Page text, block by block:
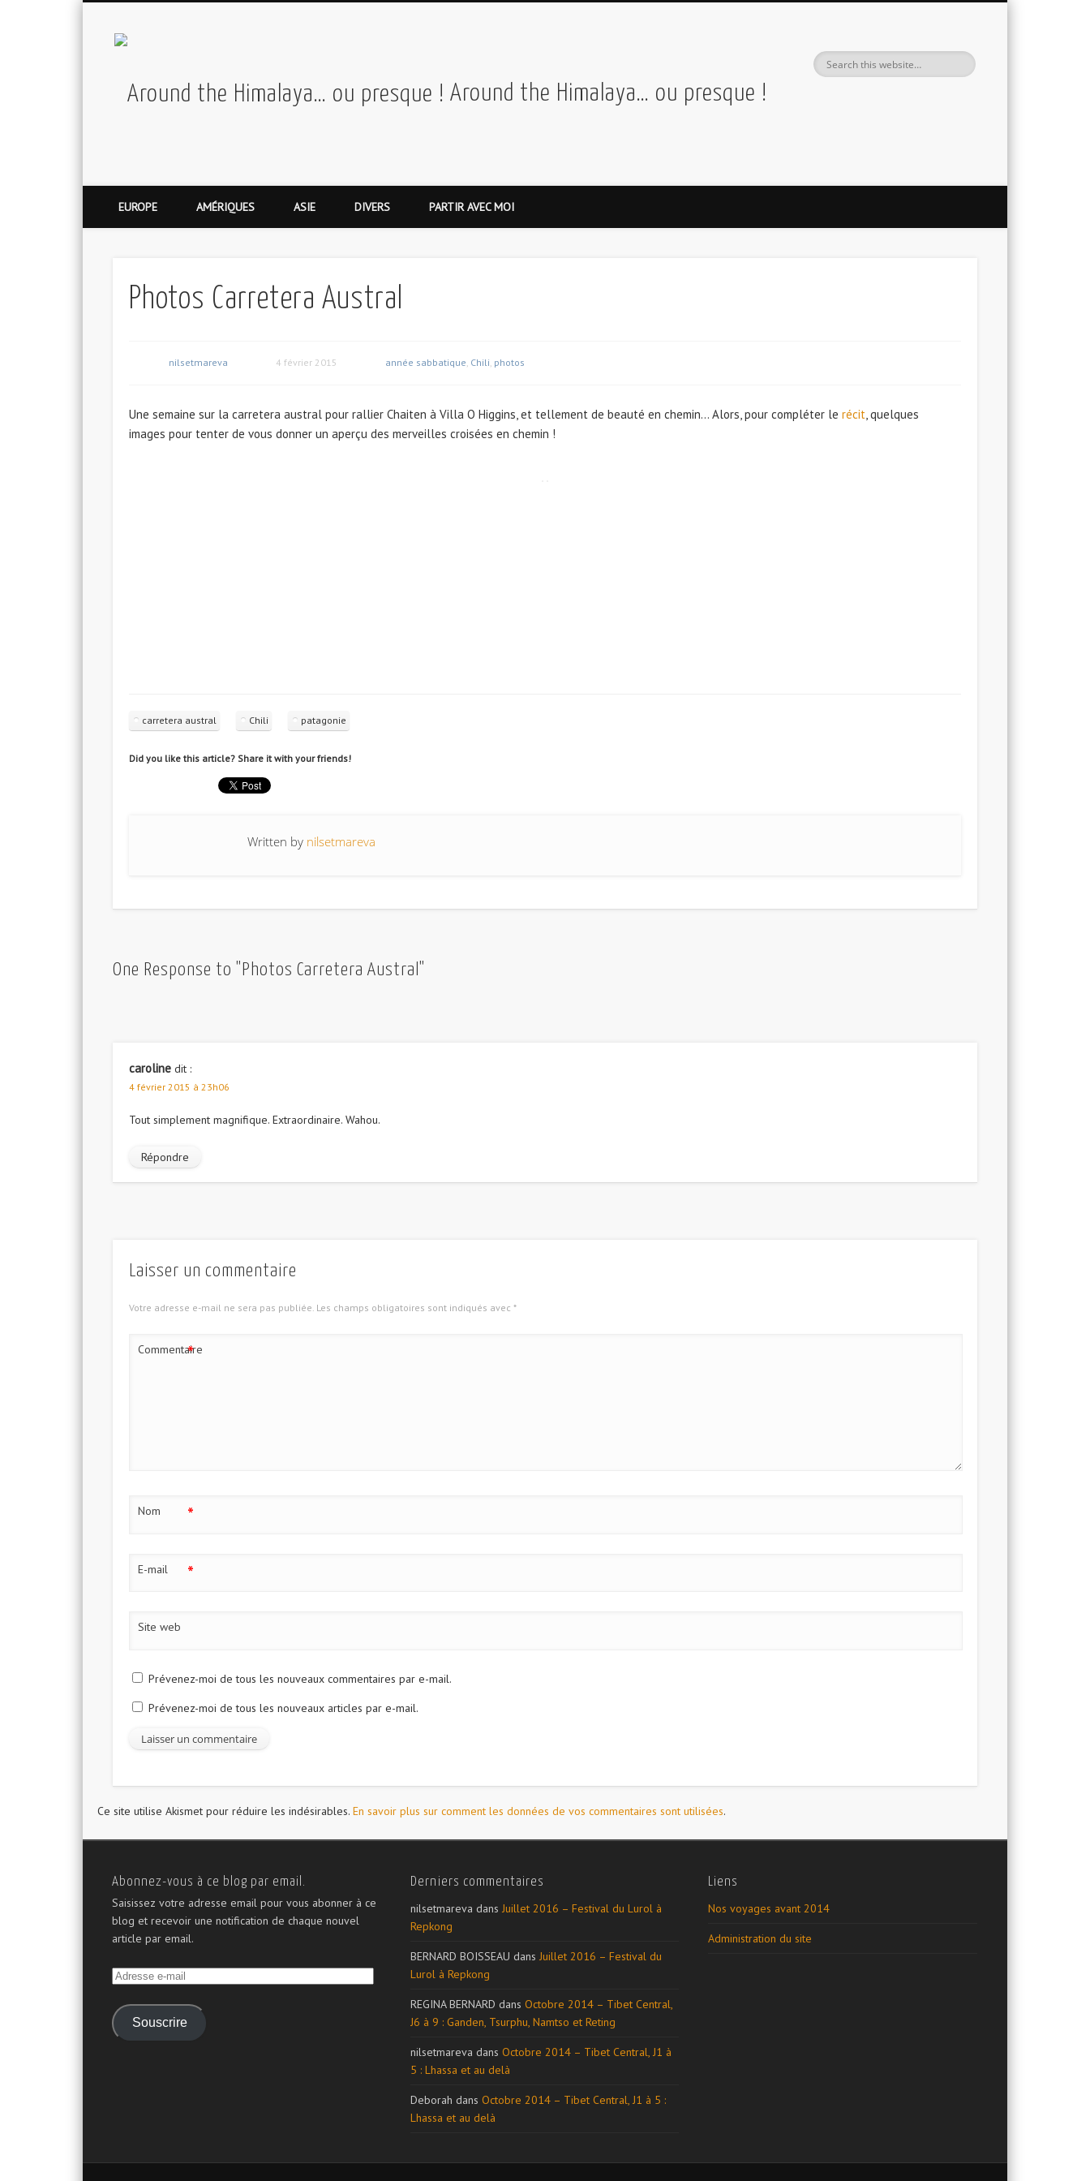
Around the Himalaya… ou presque !
EUROPE AMÉRIQUES ASIE DIVERS PARTIR AVEC MOI
Photos Carretera Austral
nilsetmareva 4 février 2015 année sabbatique, Chili, photos
Une semaine sur la carretera austral pour rallier Chaiten à Villa O Higgins, et tellement de beauté en chemin… Alors, pour compléter le récit , quelques
images pour tenter de vous donner un aperçu des merveilles croisées en chemin !
carretera austral Chili patagonie
Did you like this article? Share it with your friends!
Written by nilsetmareva
One Response to "Photos Carretera Austral"
caroline dit :
4 février 2015 à 23h06
Tout simplement magnifique. Extraordinaire. Wahou.
Répondre
Laisser un commentaire
Votre adresse e-mail ne sera pas publiée. Les champs obligatoires sont indiqués avec *
Commentaire
*
Nom *
E-mail *
Site web
Prévenez-moi de tous les nouveaux commentaires par e-mail.
Prévenez-moi de tous les nouveaux articles par e-mail.
Ce site utilise Akismet pour réduire les indésirables.En savoir plus sur comment les données de vos commentaires sont utilisées.
Abonnez-vous à ce blog par email.
Saisissez votre adresse email pour vous abonner à ce
blog et recevoir une notification de chaque nouvel
article par email.
Adresse
mail
Souscrire
Derniers commentaires
nilsetmareva dans Juillet 2016 – Festival du Lurol à
Repkong
BERNARD BOISSEAU dans Juillet 2016 – Festival du
Lurol à Repkong
REGINA BERNARD dans Octobre 2014 – Tibet Central,
J6 à 9 : Ganden, Tsurphu, Namtso et Reting
nilsetmareva dans Octobre 2014 – Tibet Central, J1 à
5 : Lhassa et au delà
Deborah dans Octobre 2014 – Tibet Central, J1 à 5 :
Lhassa et au delà
Liens
Nos voyages avant 2014
Administration du site